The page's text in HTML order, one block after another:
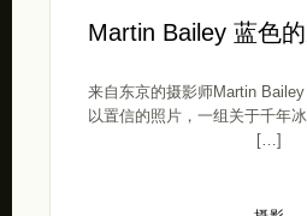
Martin Bailey 蓝色
来自东京的摄影师Martin
以置信的照片，一组关于千年
[…]